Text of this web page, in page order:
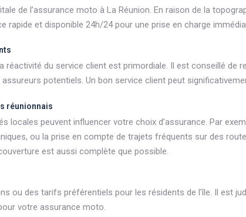
de l’assurance moto à La Réunion. En raison de la
et disponible 24h/24 pour une prise en charge
réactivité du service client est primordiale. Il est conseillé de
potentiels. Un bon service client peut
réunionnais
locales peuvent influencer votre choix d’assurance. Par
ou la prise en compte de trajets fréquents sur des
est aussi complète que possible.
ou des tarifs préférentiels pour les résidents de l’île. Il est
votre assurance moto.